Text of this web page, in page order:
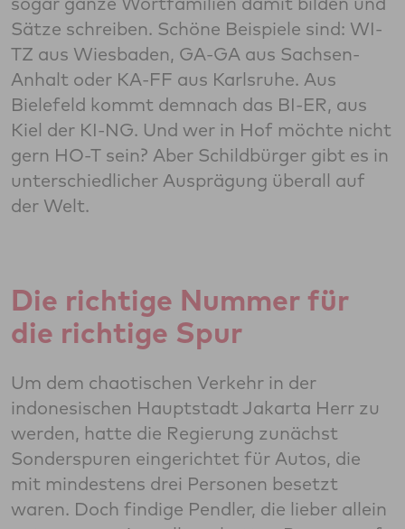
Sätze schreiben. Schöne Beispiele sind: WI-
TZ aus Wiesbaden, GA-GA aus Sachsen-
Anhalt oder KA-FF aus Karlsruhe. Aus
Bielefeld kommt demnach das BI-ER, aus
Kiel der KI-NG. Und wer in Hof möchte nicht
gern HO-T sein? Aber Schildbürger gibt es in
unterschiedlicher Ausprägung überall auf
der Welt.
Die richtige Nummer für
die richtige Spur
Um dem chaotischen Verkehr in der
indonesischen Hauptstadt Jakarta Herr zu
werden, hatte die Regierung zunächst
Sonderspuren eingerichtet für Autos, die
mit mindestens drei Personen besetzt
waren. Doch findige Pendler, die lieber allein